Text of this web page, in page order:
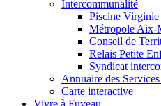
Intercommunalité
Piscine Virginie
Métropole Aix-
Conseil de
Relais Petite
Syndicat
Annuaire des
Carte interactive
Vivre à Fuveau